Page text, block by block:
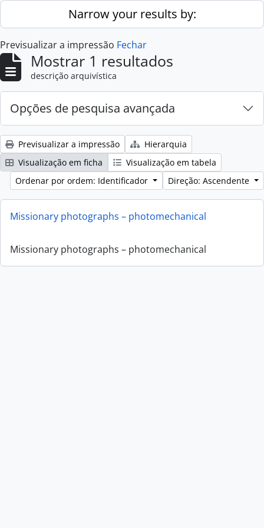
Skip to main contentNarrow your results by:
Previsualizar a impressão Fechar
Mostrar 1 resultados
descrição arquivística
Opções de pesquisa avançada
Previsualizar a impressão
Hierarquia
Visualização em ficha
Visualização em tabela
Ordenar por ordem: Identificador
Direção: Ascendente
Missionary photographs – photomechanical
Missionary photographs – photomechanical